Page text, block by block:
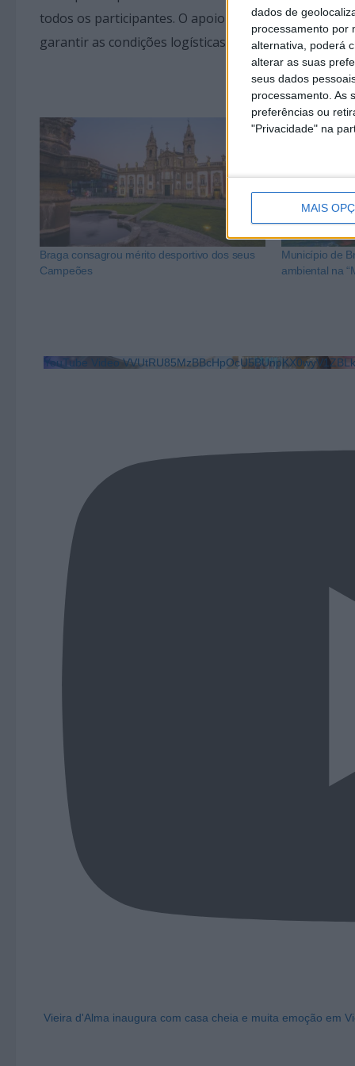
dados de
processamento por
alternativa, poderá
alterar as suas
seus dados
processamento. As
preferências ou
"Privacidade" na
MAIS
todos os participantes. O apoio da Câmara
garantir as condições logísticas necessárias a um
Braga consagrou mérito desportivo dos seus
Campeões
Município de
ambiental na
YouTube Video
Vieira d'Alma inaugura com casa cheia e muita emoção em